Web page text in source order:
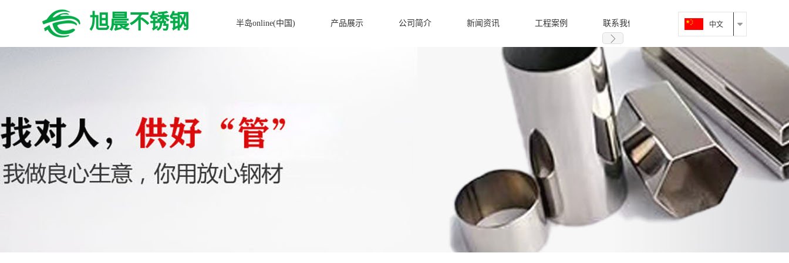
旭晨不锈钢 半岛online(中国) 产品展示 公司简介 新闻资讯 工程案例 联系我们 中文